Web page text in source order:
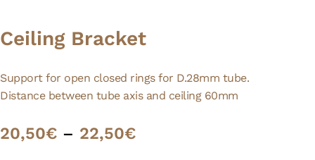
Ceiling Bracket
Support for open closed rings for D.28mm tube.
Distance between tube axis and ceiling 60mm
20,50€ – 22,50€